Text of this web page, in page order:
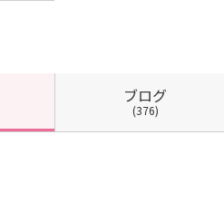
ブログ
(376)